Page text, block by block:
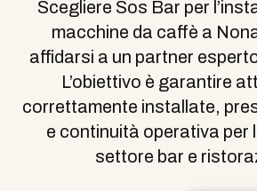
Scegliere Sos Bar per
macchine da caffè a
affidarsi a un partner
L’obiettivo è garantire
correttamente installate,
e continuità operativa per
settore bar e